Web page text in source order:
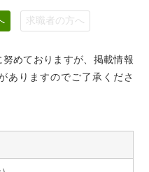
求職者の方へ
めておりますが、掲載情報
ありますのでご了承くださ